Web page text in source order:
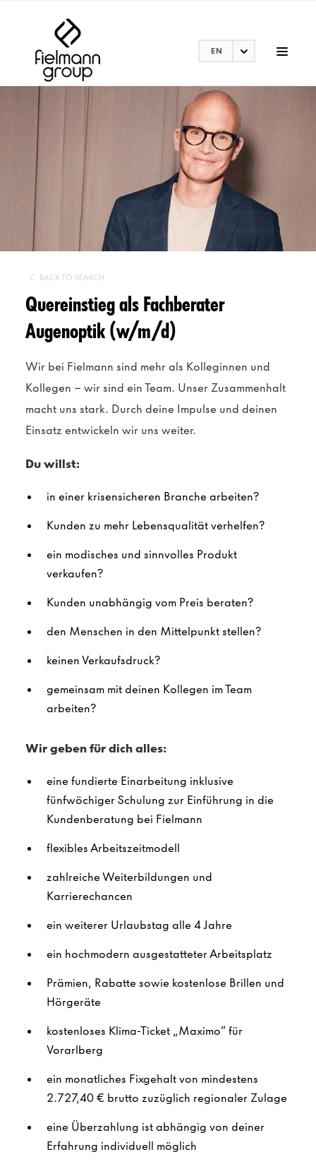
EN
BACK TO SEARCH
Quereinstieg als Fachberater
Augenoptik (w/m/d)
Wir bei Fielmann sind mehr als Kolleginnen und
Kollegen – wir sind ein Team. Unser Zusammenhalt
macht uns stark. Durch deine Impulse und deinen
Einsatz entwickeln wir uns weiter.
Du willst:
in einer krisensicheren Branche arbeiten?
Kunden zu mehr Lebensqualität verhelfen?
ein modisches und sinnvolles Produkt
verkaufen?
Kunden unabhängig vom Preis beraten?
den Menschen in den Mittelpunkt stellen?
keinen Verkaufsdruck?
gemeinsam mit deinen Kollegen im Team
arbeiten?
Wir geben für dich alles:
eine fundierte Einarbeitung inklusive
fünfwöchiger Schulung zur Einführung in die
Kundenberatung bei Fielmann
flexibles Arbeitszeitmodell
zahlreiche Weiterbildungen und
Karrierechancen
ein weiterer Urlaubstag alle 4 Jahre
ein hochmodern ausgestatteter Arbeitsplatz
Prämien, Rabatte sowie kostenlose Brillen und
Hörgeräte
kostenloses Klima-Ticket „Maximo“ für
Vorarlberg
ein monatliches Fixgehalt von mindestens
2.727,40 € brutto zuzüglich regionaler Zulage
eine Überzahlung ist abhängig von deiner
Erfahrung individuell möglich